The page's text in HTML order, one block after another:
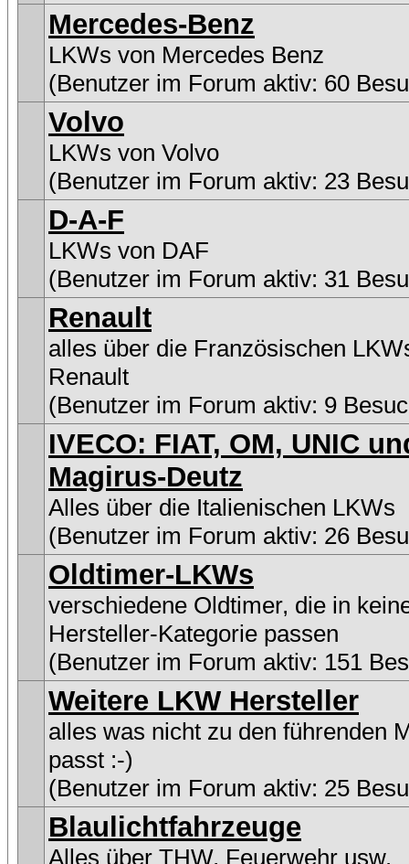
Mercedes-Benz
LKWs von Mercedes Benz
(Benutzer im Forum aktiv: 60
Volvo
LKWs von Volvo
(Benutzer im Forum aktiv: 23
D-A-F
LKWs von DAF
(Benutzer im Forum aktiv: 31
Renault
alles über die Französischen
Renault
(Benutzer im Forum aktiv: 9
IVECO: FIAT, OM, UNIC
Magirus-Deutz
Alles über die Italienischen LKWs
(Benutzer im Forum aktiv: 26
Oldtimer-LKWs
verschiedene Oldtimer, die in
Hersteller-Kategorie passen
(Benutzer im Forum aktiv: 151
Weitere LKW Hersteller
alles was nicht zu den führenden
passt :-)
(Benutzer im Forum aktiv: 25
Blaulichtfahrzeuge
Alles über THW, Feuerwehr usw.